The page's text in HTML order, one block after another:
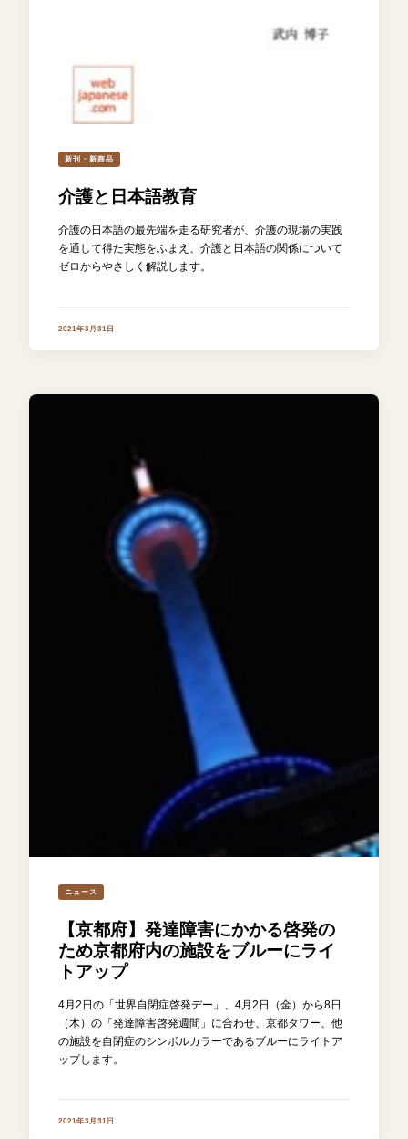
新刊・新商品
介護と日本語教育
介護の日本語の最先端を走る研究者が、介護の現場の実践
を通して得た実態をふまえ、介護と日本語の関係について
ゼロからやさしく解説します。
2021年3月31日
ニュース
【京都府】発達障害にかかる啓発の
ため京都府内の施設をブルーにライ
トアップ
4月2日の「世界自閉症啓発デー」、4月2日（金）から8日
（木）の「発達障害啓発週間」に合わせ、京都タワー、他
の施設を自閉症のシンボルカラーであるブルーにライトア
ップします。
2021年3月31日